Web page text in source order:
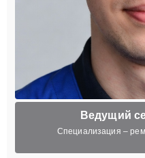
Ведущий
Специализация –